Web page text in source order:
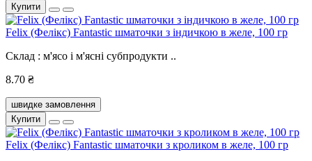
Купити
Felix (Фелікс) Fantastic шматочки з індичкою в желе, 100 гр
Склад : м'ясо і м'ясні субпродукти ..
8.70 ₴
швидке замовлення
Купити
Felix (Фелікс) Fantastic шматочки з кроликом в желе, 100 гр